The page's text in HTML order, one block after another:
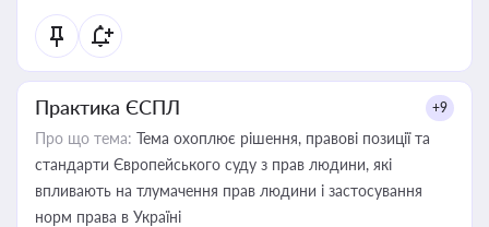
Практика ЄСПЛ +9
Про що тема: Тема охоплює рішення, правові позиції та
стандарти Європейського суду з прав людини, які
впливають на тлумачення прав людини і застосування
норм права в Україні